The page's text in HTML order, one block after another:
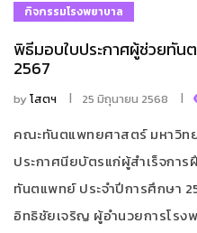
กิจกรรมโรงพยาบาล
พิธีมอบใบประกาศผู้ช่วยทัน
2567
byโสตฯ 25 มิถุนายน 2568
คณะทันตแพทยศาสตร์ มหาวิท
ประกาศนียบัตรแก่ผู้สำเร็จกา
ทันตแพทย์ ประจำปีการศึกษา
อิทธิชัยเจริญ ผู้อำนวยการโรง